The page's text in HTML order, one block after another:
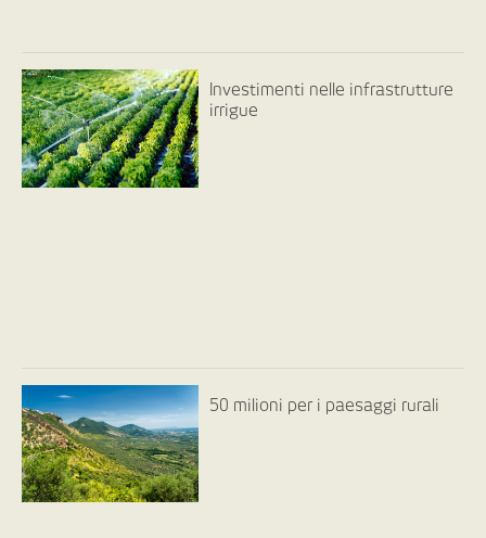
Investimenti nelle infrastrutture
irrigue
50 milioni per i paesaggi rurali